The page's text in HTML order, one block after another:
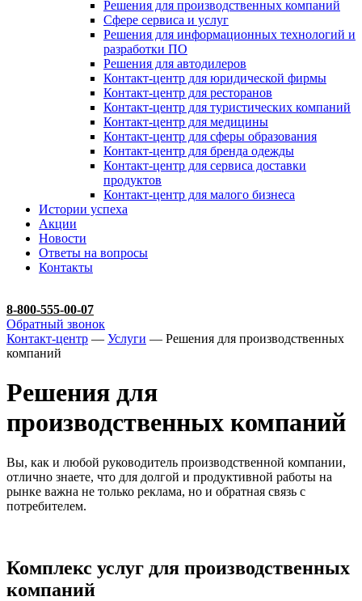
Решения для производственных компаний
Сфере сервиса и услуг
Решения для информационных технологий и
разработки ПО
Решения для автодилеров
Контакт-центр для юридической фирмы
Контакт-центр для ресторанов
Контакт-центр для туристических компаний
Контакт-центр для медицины
Контакт-центр для сферы образования
Контакт-центр для бренда одежды
Контакт-центр для сервиса доставки
продуктов
Контакт-центр для малого бизнеса
Истории успеха
Акции
Новости
Ответы на вопросы
Контакты
8-800-555-00-07
Обратный звонок
Контакт-центр — Услуги — Решения для производственных
компаний
Решения для
производственных компаний
Вы, как и любой руководитель производственной компании,
отлично знаете, что для долгой и продуктивной работы на
рынке важна не только реклама, но и обратная связь с
потребителем.
Комплекс услуг для производственных
компаний